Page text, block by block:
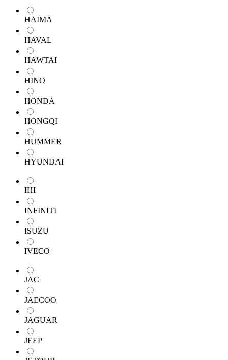
HAIMA
HAVAL
HAWTAI
HINO
HONDA
HONGQI
HUMMER
HYUNDAI
IHI
INFINITI
ISUZU
IVECO
JAC
JAECOO
JAGUAR
JEEP